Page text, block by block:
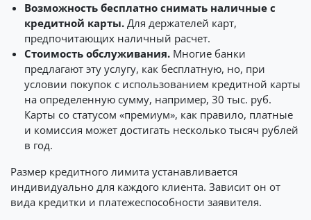
Возможность бесплатно снимать наличные с
кредитной карты. Для держателей карт,
предпочитающих наличный расчет.
Стоимость обслуживания. Многие банки
предлагают эту услугу, как бесплатную, но, при
условии покупок с использованием кредитной карты
на определенную сумму, например, 30 тыс. руб.
Карты со статусом «премиум», как правило, платные
и комиссия может достигать несколько тысяч рублей
в год.
Размер кредитного лимита устанавливается
индивидуально для каждого клиента. Зависит он от
вида кредитки и платежеспособности заявителя.